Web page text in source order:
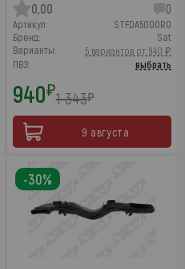
0,00
0
Артикул:
STFDA5000R0
Бренд:
Sat
Варианты:
5 вариантов от 940 ₽
ПВЗ:
выбрать
940₽1 343₽
9 августа
-30%